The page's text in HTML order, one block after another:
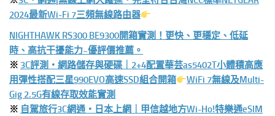
2024最新Wi-Fi 7三頻無線路由器
NIGHTHAWK RS300 BE9300開箱實測！更快、更穩定、低延
時、高抗干擾能力~優評價推薦。
※ 3C評測‧網路儲存與硬碟｜2+4配置華芸as5402T小體積高應
用彈性搭配三星990EVO高速SSD組合開箱
WiFi 7無線及Multi-
Gig 2.5G有線存取效能實測
※ 自駕旅行3C網通‧日本上網｜甲信越地方Wi-Ho!特樂通eSIM